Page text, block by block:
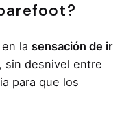
la sensación de ir
sin desnivel entre
para que los